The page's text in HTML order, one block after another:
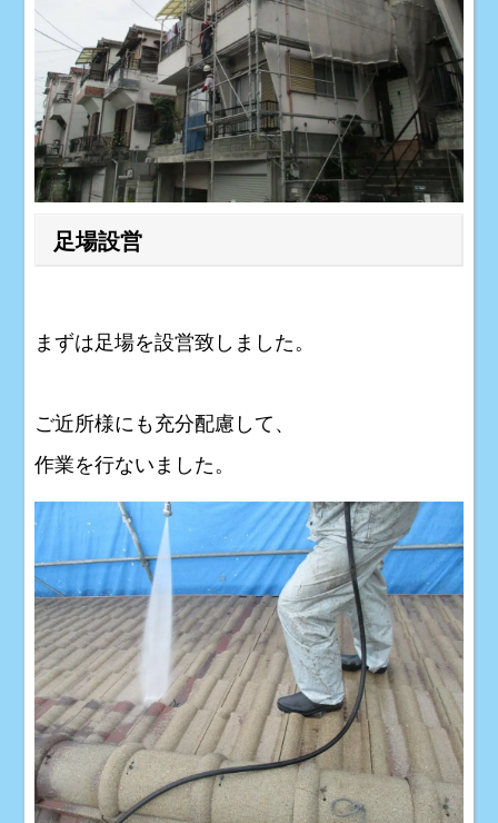
足場設営
まずは足場を設営致しました。
ご近所様にも充分配慮して、
作業を行ないました。